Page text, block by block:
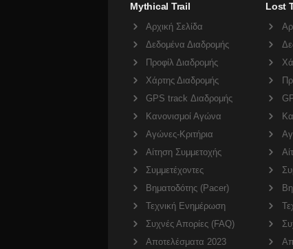
Mythical Trail
Αρχική Σελίδα
Δεδομένα Διαδρομής
Προφίλ Διαδρομής
Χάρτης Διαδρομής
GPS track Διαδρομής
Κανονισμοί Αγώνα
Αγώνες-Κριτήρια
Αίτηση Συμμετοχής
Συμμετέχοντες
Βηματοδότης (Pacer)
Τεχνική Ενημέρωση
Συχνές Απορίες (FAQ)
Αποτελέσματα 2023
Lost